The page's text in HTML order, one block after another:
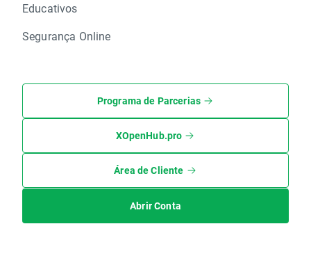
Educativos
Segurança Online
Programa de Parcerias
XOpenHub.pro
Área de Cliente
Abrir Conta